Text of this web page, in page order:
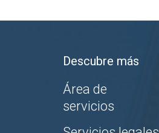
Descubre más
Área de
servicios